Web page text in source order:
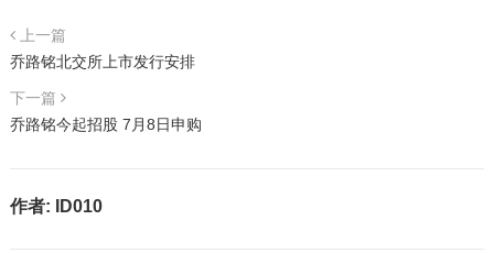
上一篇
乔路铭北交所上市发行安排
下一篇
乔路铭今起招股 7月8日申购
作者: ID010